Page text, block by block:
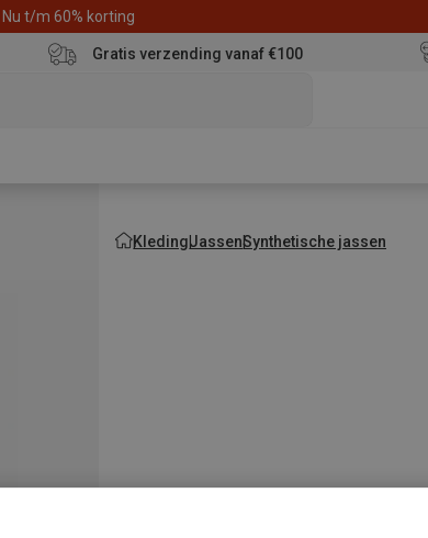
t/m 60% korting
Gratis verzending vanaf €100
KledingJassenSynthetische jassen